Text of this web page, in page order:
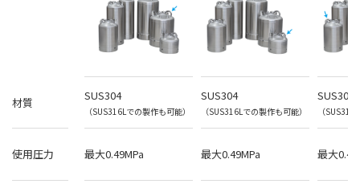
材質 SUS304
（SUS316Lでの製作も可能）
SUS304
（SUS316Lでの製作も可能）
SUS304
（
使用圧力 最大0.49MPa 最大0.49MPa 最大